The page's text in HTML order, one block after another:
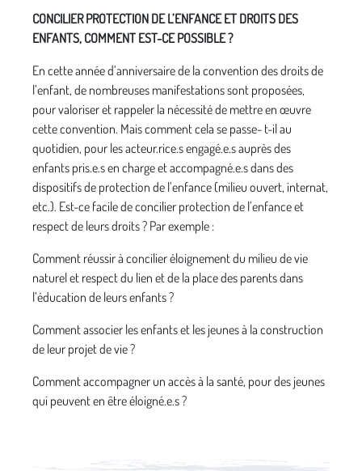
CONCILIER PROTECTION DE L’ENFANCE ET DROITS DES
ENFANTS, COMMENT EST-CE POSSIBLE ?
En cette année d’anniversaire de la convention des droits de
l’enfant, de nombreuses manifestations sont proposées,
pour valoriser et rappeler la nécessité de mettre en œuvre
cette convention. Mais comment cela se passe- t-il au
quotidien, pour les acteur.rice.s engagé.e.s auprès des
enfants pris.e.s en charge et accompagné.e.s dans des
dispositifs de protection de l’enfance (milieu ouvert, internat,
etc.). Est-ce facile de concilier protection de l’enfance et
respect de leurs droits ? Par exemple :
Comment réussir à concilier éloignement du milieu de vie
naturel et respect du lien et de la place des parents dans
l’éducation de leurs enfants ?
Comment associer les enfants et les jeunes à la construction
de leur projet de vie ?
Comment accompagner un accès à la santé, pour des jeunes
qui peuvent en être éloigné.e.s ?